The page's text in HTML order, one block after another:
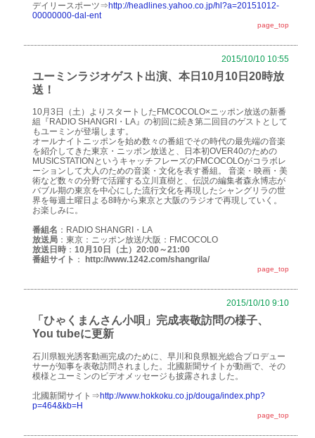
デイリースポーツ⇒ http://headlines.yahoo.co.jp/hl?a=20151012-
00000000-dal-ent
page_top
2015/10/10 10:55
ユーミンラジオゲスト出演、本日10月10日20時放
送！
10月3日（土）よりスタートしたFMCOCOLO×ニッポン放送の新番
組『RADIO SHANGRI・LA』の初回に続き第二回目のゲストとして
もユーミンが登場します。
オールナイトニッポンを始め数々の番組でその時代の最先端の音楽
を紹介してきた東京・ニッポン放送と、日本初OVER40のための
MUSICSTATIONというキャッチフレーズのFMCOCOLOがコラボレ
ーションして大人のための音楽・文化を表す番組。 音楽・映画・美
術など数々の分野で活躍する立川直樹と、伝説の編集者森永博志が
バブル期の東京を中心にした流行文化を再現したシャングリラの世
界を毎週土曜日よる8時から東京と大阪のラジオで再現していく。
お楽しみに。
番組名 ：RADIO SHANGRI・LA
放送局：東京：ニッポン放送/大阪：FMCOCOLO
放送日時： 10月10日（土）20:00～21:00
番組サイト ： http://www.1242.com/shangrila/
page_top
2015/10/10 9:10
「ひゃくまんさん小唄」完成表敬訪問の様子、
You tubeに更新
石川県観光誘客動画完成のために、早川和良県観光総合プロデュー
サーが知事を表敬訪問されました。北國新聞サイトが動画で、その
模様とユーミンのビデオメッセージも披露されました。
北國新聞サイト⇒http://www.hokkoku.co.jp/douga/index.php?
p=464&kb=H
page_top